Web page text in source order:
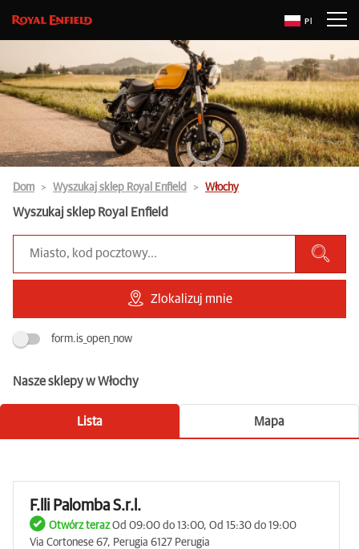
Pl
Dom Wyszukaj sklep Royal Enfield Włochy
Wyszukaj sklep Royal Enfield
Zlokalizuj mnie
form.is_open_now
Nasze sklepy w Włochy
Lista Mapa
F.lli Palomba S.r.l.
Otwórz terazOd 09:00 do 13:00, Od 15:30 do 19:00
Via Cortonese 67, Perugia 6127 Perugia